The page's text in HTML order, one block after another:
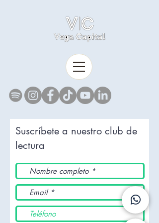
Suscríbete a nuestro club de
lectura